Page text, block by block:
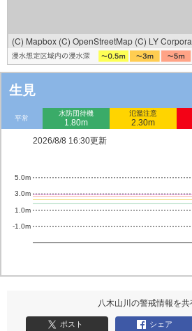
(C) Mapbox (C) OpenStreetMap (C) LY
生見
平常
水防団待機
1.80m
氾濫注意
2.30m
2026/8/8 16:30更新
-1.0m
1.0m
3.0m
5.0m
八木山川の警戒情報を共
ポスト シェア